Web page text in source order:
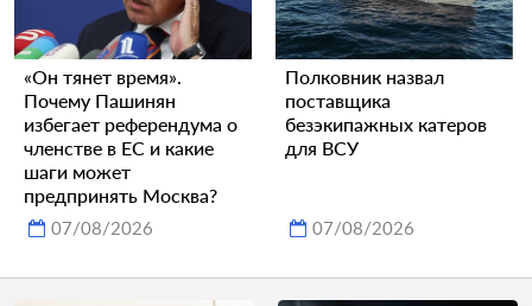
«Он тянет время».
Почему Пашинян
избегает референдума о
членстве в ЕС и какие
шаги может
предпринять Москва?
07/08/2026
Полковник назвал
поставщика
безэкипажных катеров
для ВСУ
07/08/2026